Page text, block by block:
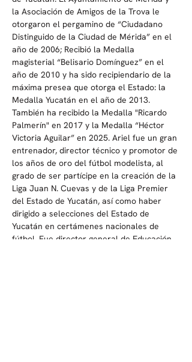
la Asociación de Amigos de la Trova le
otorgaron el pergamino de “Ciudadano
Distinguido de la Ciudad de Mérida” en el
año de 2006; Recibió la Medalla
magisterial “Belisario Domínguez” en el
año de 2010 y ha sido recipiendario de la
máxima presea que otorga el Estado: la
Medalla Yucatán en el año de 2013.
También ha recibido la Medalla "Ricardo
Palmerín" en 2017 y la Medalla “Héctor
Victoria Aguilar” en 2025. Ariel fue un gran
entrenador, director técnico y promotor de
los años de oro del fútbol modelista, al
grado de ser partícipe en la creación de la
Liga Juan N. Cuevas y de la Liga Premier
del Estado de Yucatán, así como haber
dirigido a selecciones del Estado de
Yucatán en certámenes nacionales de
fútbol. Fue director general de Educación